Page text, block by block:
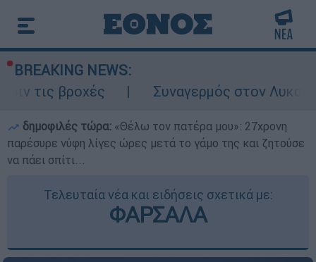
BREAKING NEWS:
Συναγερμός στον Λυκαβηττό: Σορός
δημοφιλές τώρα: «Θέλω τον πατέρα μου»: 27χρονη
παρέσυρε νύφη λίγες ώρες μετά το γάμο της και ζητούσε
να πάει σπίτι...
Τελευταία νέα και ειδήσεις σχετικά με:
ΦΑΡΣΑΛΑ